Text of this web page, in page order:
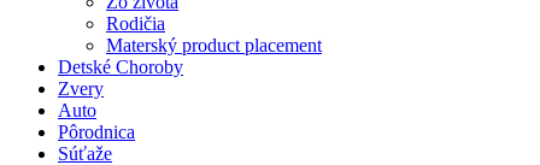
Rodičia
Materský product placement
Detské Choroby
Zvery
Auto
Pôrodnica
Súťaže